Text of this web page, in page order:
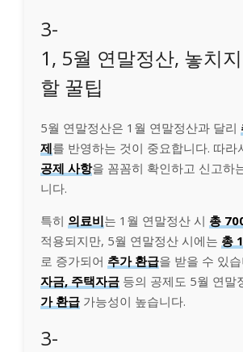
3-
1, 5월 연말정산, 놓치
할 꿀팁
5월 연말정산은 1월 연말정산과 달리
제를 반영하는 것이 중요합니다. 따라
공제 사항을 꼼꼼히 확인하고 신고하
니다.
특히 의료비는 1월 연말정산 시 총
적용되지만, 5월 연말정산 시에는 총
로 증가되어 추가 환급을 받을 수 있
자금, 주택자금 등의 공제도 5월 연말
가 환급 가능성이 높습니다.
3-